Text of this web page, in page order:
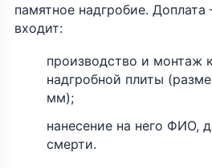
памятное надгробие.
входит:
производство и монтаж
надгробной плиты
мм);
нанесение на него ФИО,
смерти.